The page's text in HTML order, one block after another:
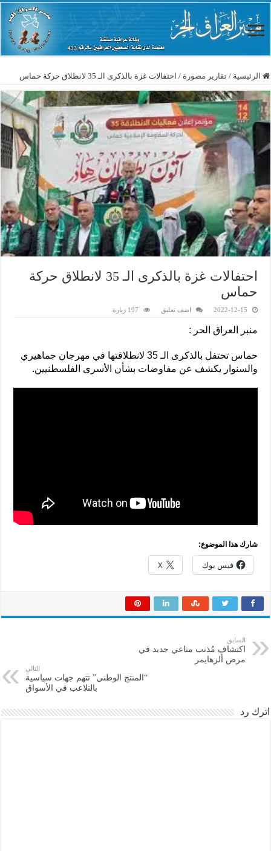
الرئيسية / تقارير مصورة / احتفالات غزة بالذكرى الـ 35 لانطلاق حركة حماس
احتفالات غزة بالذكرى الـ 35 لانطلاق حركة
حماس
2022-12-15 اضف تعليق 197 زيارة
منبر العراق الحر :
حماس تحتفل بالذكرى الـ 35 لانطلاقتها في مهرجان جماهيري
والسنوار يكشف عن مفاوضات بشأن الأسرى الفلسطنيين.
شارك هذا الموضوع:
فيس بوك X
السابق
اكتشاف مُذنب مناعي جديد في
مرض ألزهايمر
التالي
“المنتج الوطني” تتهم جهات سياسية
بالتلاعب في الأسواق
اترك رد